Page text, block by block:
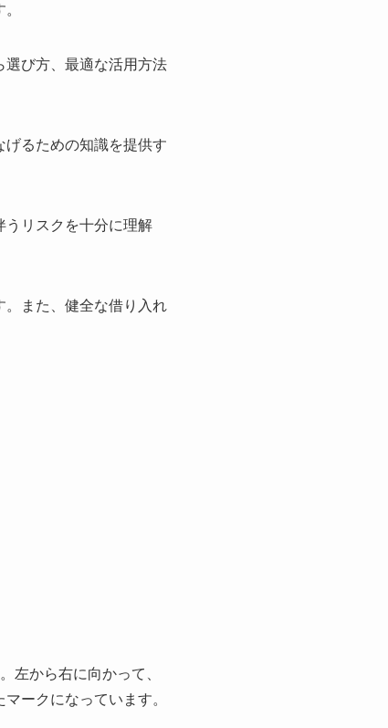
選び方、最適な活用方法
るための知識を提供す
うリスクを十分に理解
。また、健全な借り入れ
左から右に向かって、
ークになっています。